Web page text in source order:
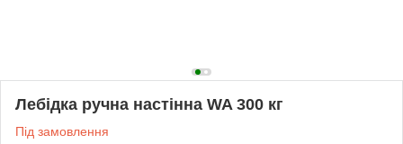
Лебідка ручна настінна WA 300 кг
Під замовлення